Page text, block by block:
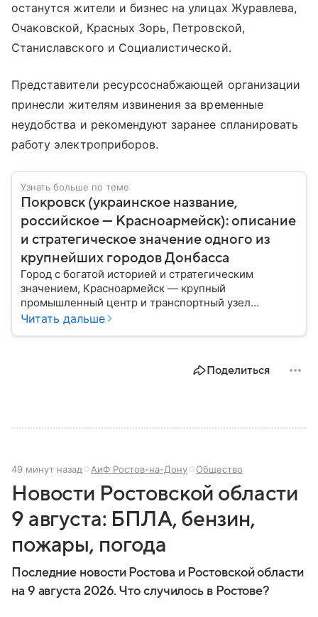
останутся жители и бизнес на улицах Журавлева,
Очаковской, Красных Зорь, Петровской,
Станиславского и Социалистической.
Представители ресурсоснабжающей организации
принесли жителям извинения за временные
неудобства и рекомендуют заранее спланировать
работу электроприборов.
Узнать больше по теме
Покровск (украинское название,
российское — Красноармейск): описание
и стратегическое значение одного из
крупнейших городов Донбасса
Город с богатой историей и стратегическим
значением, Красноармейск — крупный
промышленный центр и транспортный узел
Донбасса. В материале рассказываем главное об
Читать дальше
Поделиться
49 минут назад АиФ Ростов-на-Дону Общество
Новости Ростовской области
9 августа: БПЛА, бензин,
пожары, погода
Последние новости Ростова и Ростовской области
на 9 августа 2026. Что случилось в Ростове?